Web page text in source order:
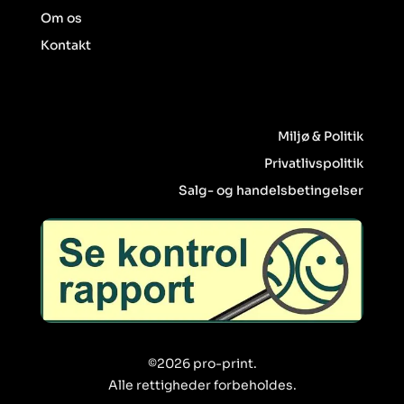
Om os
Kontakt
Miljø & Politik
Privatlivspolitik
Salg- og handelsbetingelser
©2026 pro-print.
Alle rettigheder forbeholdes.